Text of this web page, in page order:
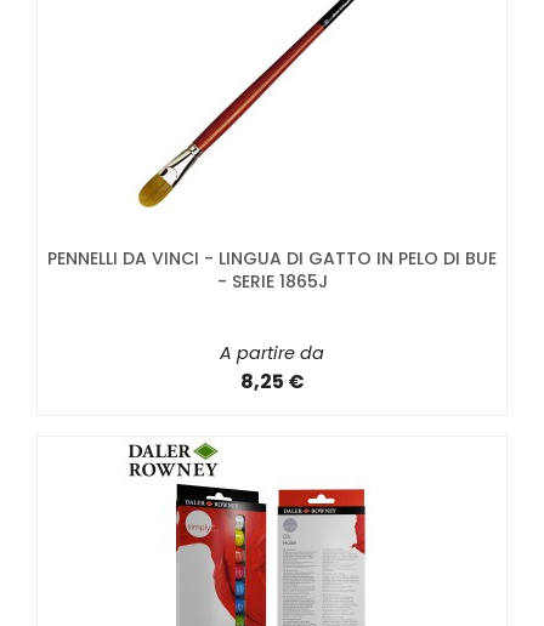
PENNELLI DA VINCI - LINGUA DI GATTO IN PELO DI BUE
- SERIE 1865J
A partire da
8,25 €